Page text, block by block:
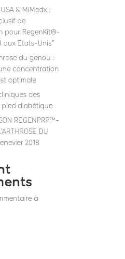
& MiMedx :
de
pour RegenKit®-
aux États-Unis”
du genou :
concentration
optimale
des
pied diabétique
REGENPRP™-
DU
2018
à